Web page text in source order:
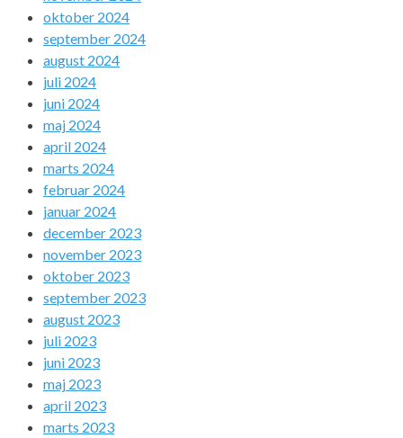
oktober 2024
september 2024
august 2024
juli 2024
juni 2024
maj 2024
april 2024
marts 2024
februar 2024
januar 2024
december 2023
november 2023
oktober 2023
september 2023
august 2023
juli 2023
juni 2023
maj 2023
april 2023
marts 2023